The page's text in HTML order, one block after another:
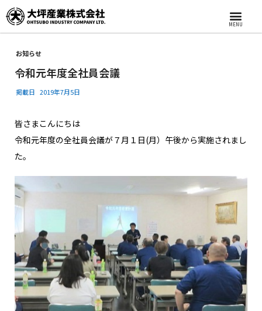
MENU
お知らせ
令和元年度全社員会議
掲載日 2019年7月5日
皆さまこんにちは
令和元年度の全社員会議が７月１日(月）午後から実施されまし
た。